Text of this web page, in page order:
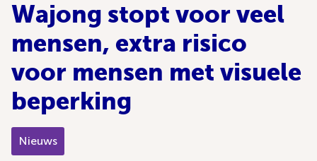
Wajong stopt voor veel
mensen, extra risico
voor mensen met visuele
beperking
Nieuws